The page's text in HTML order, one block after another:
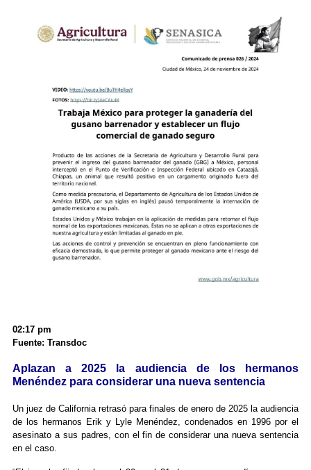
02:17 pm
Fuente: Transdoc
Aplazan a 2025 la audiencia de los hermanos
Menéndez para considerar una nueva sentencia
Un juez de California retrasó para finales de enero de 2025 la audiencia
de los hermanos Erik y Lyle Menéndez, condenados en 1996 por el
asesinato a sus padres, con el fin de considerar una nueva sentencia
en el caso.